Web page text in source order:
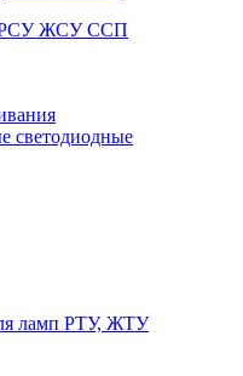
ЖСУ ССП
светодиодные
ламп РТУ, ЖТУ